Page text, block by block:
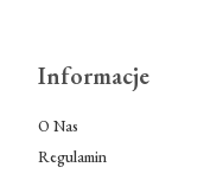
Informacje
O Nas
Regulamin